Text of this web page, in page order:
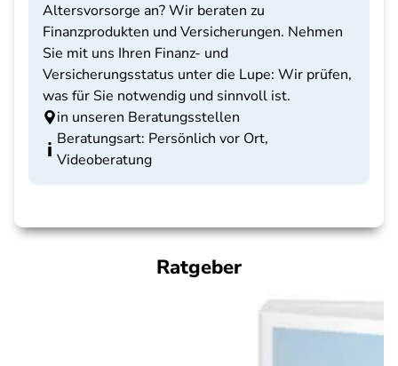
Altersvorsorge an? Wir beraten zu
Finanzprodukten und Versicherungen. Nehmen
Sie mit uns Ihren Finanz- und
Versicherungsstatus unter die Lupe: Wir prüfen,
was für Sie notwendig und sinnvoll ist.
in unseren Beratungsstellen
Beratungsart: Persönlich vor Ort,
Videoberatung
Ratgeber